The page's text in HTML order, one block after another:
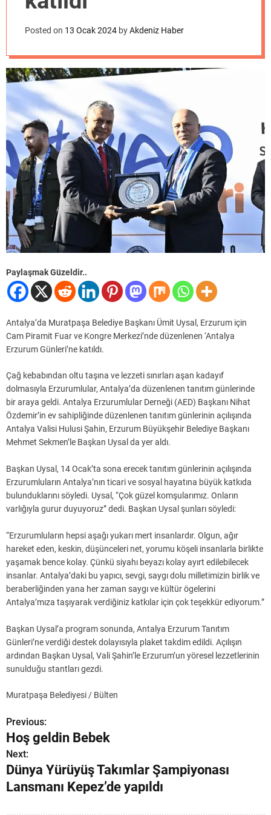
Posted on 13 Ocak 2024 byAkdeniz Haber
Paylaşmak Güzeldir..
Antalya’da Muratpaşa Belediye Başkanı Ümit Uysal, Erzurum için
Cam Piramit Fuar ve Kongre Merkezi’nde düzenlenen ‘Antalya
Erzurum Günleri’ne katıldı.
Çağ kebabından oltu taşına ve lezzeti sınırları aşan kadayıf
dolmasıyla Erzurumlular, Antalya’da düzenlenen tanıtım günlerinde
bir araya geldi. Antalya Erzurumlular Derneği (AED) Başkanı Nihat
Özdemir’in ev sahipliğinde düzenlenen tanıtım günlerinin açılışında
Antalya Valisi Hulusi Şahin, Erzurum Büyükşehir Belediye Başkanı
Mehmet Sekmen’le Başkan Uysal da yer aldı.
Başkan Uysal, 14 Ocak’ta sona erecek tanıtım günlerinin açılışında
Erzurumluların Antalya’nın ticari ve sosyal hayatına büyük katkıda
bulunduklarını söyledi. Uysal, “Çok güzel komşularımız. Onların
varlığıyla gurur duyuyoruz” dedi. Başkan Uysal şunları söyledi:
“Erzurumluların hepsi aşağı yukarı mert insanlardır. Olgun, ağır
hareket eden, keskin, düşünceleri net, yorumu köşeli insanlarla birlikte
yaşamak bence kolay. Çünkü siyahı beyazı kolay ayırt edilebilecek
insanlar. Antalya’daki bu yapıcı, sevgi, saygı dolu milletimizin birlik ve
beraberliğinden yana her zaman saygı ve kültür ögelerini
Antalya’mıza taşıyarak verdiğiniz katkılar için çok teşekkür ediyorum.”
Başkan Uysal’a program sonunda, Antalya Erzurum Tanıtım
Günleri’ne verdiği destek dolayısıyla plaket takdim edildi. Açılışın
ardından Başkan Uysal, Vali Şahin’le Erzurum’un yöresel lezzetlerinin
sunulduğu stantları gezdi.
Muratpaşa Belediyesi / Bülten
Y
a
z
ı
Previous:
Hoş geldin Bebek
Next:
Dünya Yürüyüş Takımlar Şampiyonası
Lansmanı Kepez’de yapıldı